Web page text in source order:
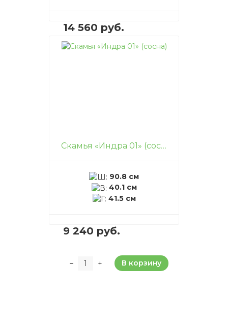
14 560 руб.
Скамья «Индра 01» (сосна)
90.8 см
40.1 см
41.5 см
9 240 руб.
– + В корзину